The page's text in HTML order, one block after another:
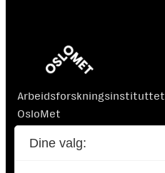
Arbeidsforskningsinstituttet
OsloMet
0130 Oslo
Dine valg: